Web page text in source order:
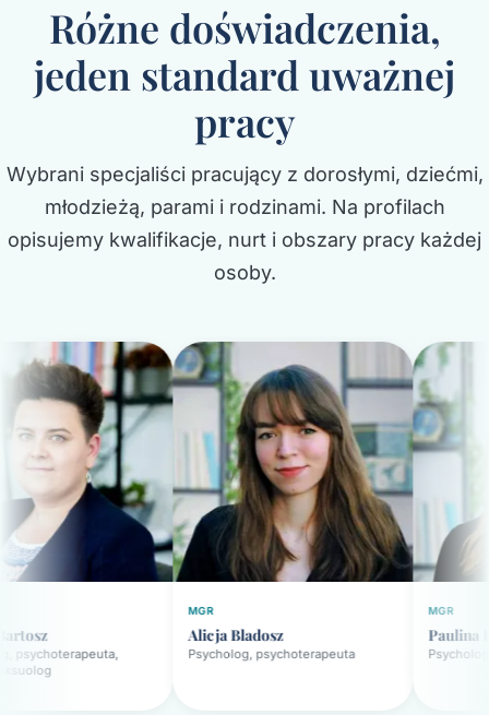
Różne doświadczenia,
jeden standard uważnej
pracy
Wybrani specjaliści pracujący z dorosłymi, dziećmi,
młodzieżą, parami i rodzinami. Na profilach
opisujemy kwalifikacje, nurt i obszary pracy każdej
osoby.
Alicja Bladosz
Psycholog, psychoterapeuta
Paulina Lisiak
Psycholog,